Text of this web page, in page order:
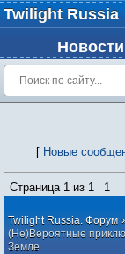
Twilight Russia
Новости
[ Новые
Страница 1 из 1 1
Twilight Russia. Форум
(Не)Вероятные
Земле